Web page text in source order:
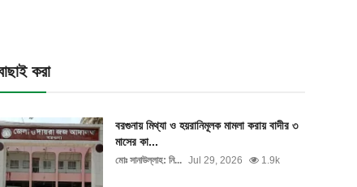
করা
বরগুনায় মিথ্যা ও হয়রানিমূলক মামলা করায় বাদীর ৩
মাসের কা...
মোঃ সানাউল্লাহ: নি... Jul 29, 2026 1.9k